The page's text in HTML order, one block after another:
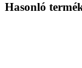
Hasonló